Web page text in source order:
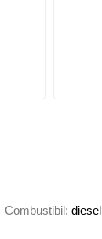
Combustibil diesel